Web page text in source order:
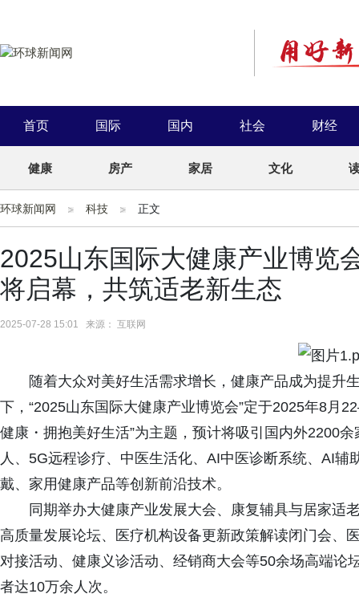
首页 国际 国内 社会 财经
健康 房产 家居 文化
环球新闻网 科技 正文
2025山东国际大健康产业博览
将启幕，共筑适老新生态
2025-07-28 15:01 来源： 互联网
随着大众对美好生活需求增长，健康产品成为提升
下，“2025山东国际大健康产业博览会”定于2025年8月
健康・拥抱美好生活”为主题，预计将吸引国内外2200
人、5G远程诊疗、中医生活化、AI中医诊断系统、AI
戴、家用健康产品等创新前沿技术。
同期举办大健康产业发展大会、康复辅具与居家适
高质量发展论坛、医疗机构设备更新政策解读闭门会、
对接活动、健康义诊活动、经销商大会等50余场高端论
者达10万余人次。